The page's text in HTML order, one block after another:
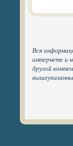
Вся
интернете и
другой